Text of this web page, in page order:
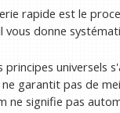
rapide est le
vous donne
principes universels
garantit pas de
ne signifie pas